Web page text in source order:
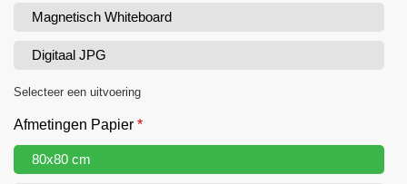
Magnetisch Whiteboard
Digitaal JPG
Selecteer een uitvoering
Afmetingen Papier *
80x80 cm